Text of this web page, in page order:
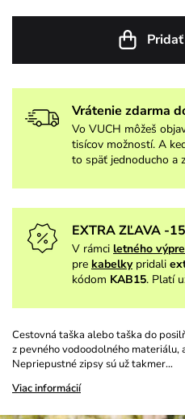
Vrátenie zdarma
Vo VUCH môžeš
tisícov možností. A
to späť jednoducho a
EXTRA ZĽAVA -
V rámci letného
pre kabelky pridali
kódom KAB15. Platí
Cestovná taška alebo taška do
z pevného vodoodolného materiálu,
Nepriepustné zipsy sú už takmer…
Viac informácií